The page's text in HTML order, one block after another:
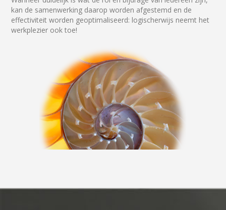
kan de samenwerking daarop worden afgestemd en de
effectiviteit worden geoptimaliseerd: logischerwijs neemt het
werkplezier ook toe!